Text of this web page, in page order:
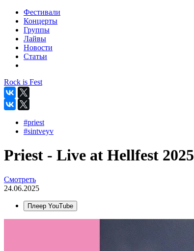
Фестивали
Концерты
Группы
Лайвы
Новости
Статьи
Rock is Fest
#priest
#sintveyv
Priest - Live at Hellfest 2025
Смотреть
24.06.2025
Плеер YouTube